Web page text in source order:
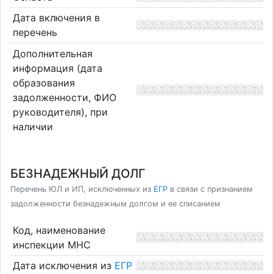
Дата включения в
перечень
Дополнительная
информация (дата
образования
задолженности, ФИО
руководителя), при
наличии
БЕЗНАДЕЖНЫЙ ДОЛГ
Перечень ЮЛ и ИП, исключенных из ЕГР в связи с признанием
задолженности безнадежным долгом и ее списанием
Код, наименование
инспекции МНС
Дата исключения из ЕГР